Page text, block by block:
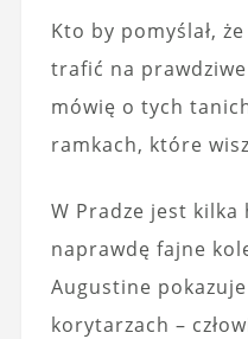
Kto by pomyślał,
trafić na
mówię o tych
ramkach, które
W Pradze jest
naprawdę fajne
Augustine
korytarzach –